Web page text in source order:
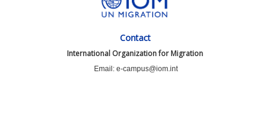
Contact
International Organization for Migration
Email: e-campus@iom.int